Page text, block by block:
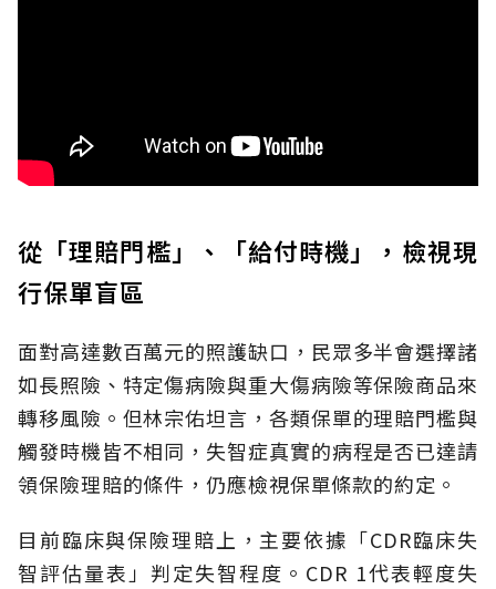
從「理賠門檻」、「給付時機」，檢視現
行保單盲區
面對高達數百萬元的照護缺口，民眾多半會選擇諸
如長照險、特定傷病險與重大傷病險等保險商品來
轉移風險。但林宗佑坦言，各類保單的理賠門檻與
觸發時機皆不相同，失智症真實的病程是否已達請
領保險理賠的條件，仍應檢視保單條款的約定。
目前臨床與保險理賠上，主要依據「CDR臨床失
智評估量表」判定失智程度。CDR 1代表輕度失